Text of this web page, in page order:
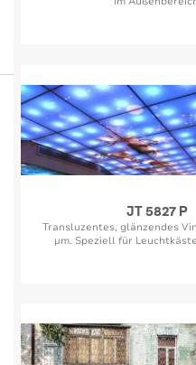
JT 5827 P
Transluzentes, glänzendes
µm. Speziell für